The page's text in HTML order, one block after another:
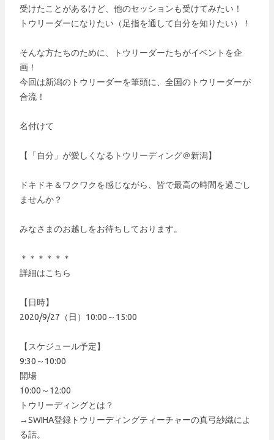
受けたことがあるけど、他のセッションも受けてみたい！
トウリーダーになりたい（足指を通して自分を知りたい）！
そんな方たちのために、トウリーダーたちがイベントを企
画！
今回は新潟のトウリーダーを筆頭に、全国のトウリーダーが
合流！
名付けて
【「自分」が愛しくなるトウリーディング＠新潟】
ドキドキ＆ワクワクを感じながら、皆で最高の時間を過ごし
ませんか？
みなさまのお越しをお待ちしております。
＊＊＊＊＊＊
詳細はこちら
【日時】
2020/9/27（日）10:00～15:00
【スケジュール予定】
9:30～10:00
開場
10:00～12:00
トウリーディングとは？
→SWIHA登録トウリーディングティーチャーの真弓紗織によ
る話。